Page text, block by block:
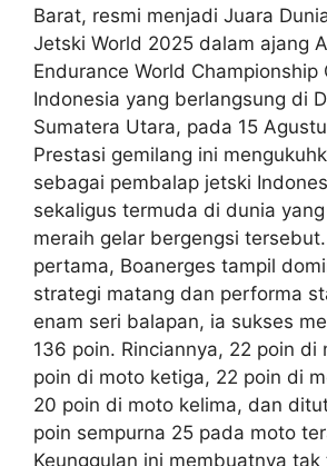
Barat, resmi menjadi Juara
Jetski World 2025 dalam ajang
Endurance World Championship
Indonesia yang berlangsung di
Sumatera Utara, pada 15
Prestasi gemilang ini
sebagai pembalap jetski
sekaligus termuda di dunia
meraih gelar bergengsi
pertama, Boanerges tampil
strategi matang dan performa
enam seri balapan, ia sukses
136 poin. Rinciannya, 22 poin di
poin di moto ketiga, 22 poin di
20 poin di moto kelima, dan
poin sempurna 25 pada moto
Keunggulan ini membuatnya tak